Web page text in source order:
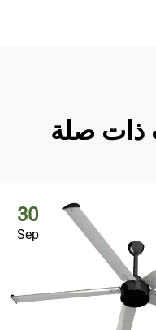
ذات صلة
30
Sep